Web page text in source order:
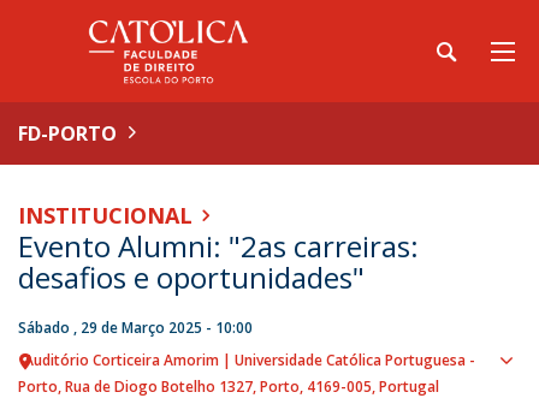
FD-PORTO
INSTITUCIONAL
Evento Alumni: "2as carreiras:
desafios e oportunidades"
Sábado , 29 de Março 2025 - 10:00
Auditório Corticeira Amorim | Universidade Católica Portuguesa -
Porto Rua de Diogo Botelho 1327 Porto 4169-005 Portugal